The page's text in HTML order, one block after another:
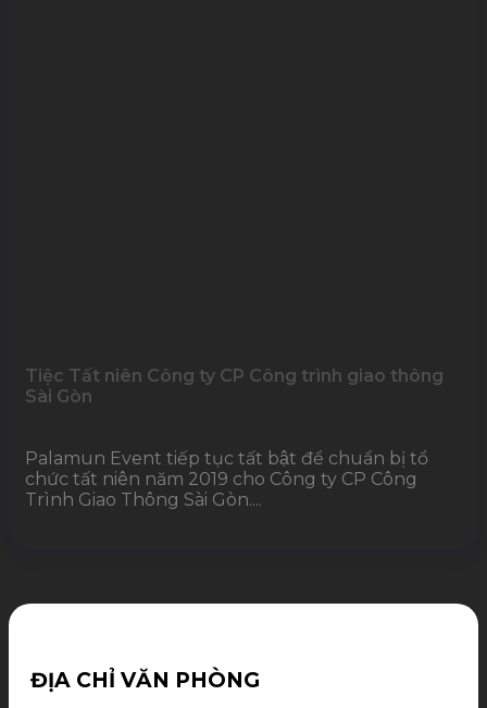
Tiệc Tất niên Công ty CP Công trình giao thông
Sài Gòn
Palamun Event tiếp tục tất bật để chuẩn bị tổ
chức tất niên năm 2019 cho Công ty CP Công
Trình Giao Thông Sài Gòn....
ĐỊA CHỈ VĂN PHÒNG